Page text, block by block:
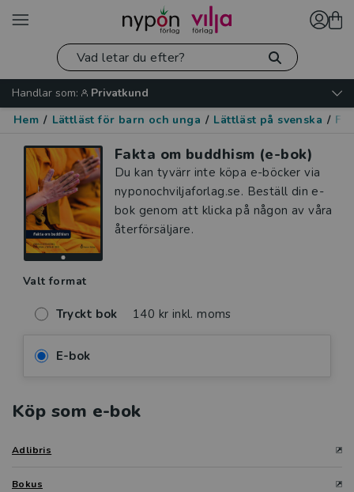
Handlar som:
Privatkund
Hem / Lättläst för barn och unga / Lättläst på svenska /
Fakta om buddhism (e-bok)
Du kan tyvärr inte köpa e-böcker via
nyponochviljaforlag.se. Beställ din e-
bok genom att klicka på någon av våra
återförsäljare.
Valt format
Tryckt bok 140 kr inkl. moms
E-bok
Köp som e-bok
Adlibris
Bokus